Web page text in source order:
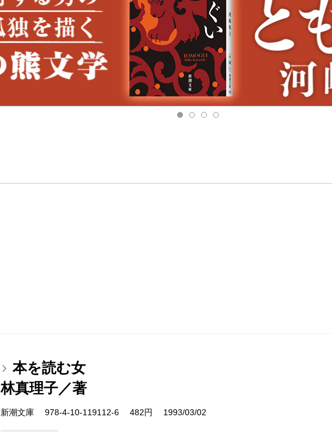
本を読む女
林真理子／著
新潮文庫 978-4-10-119112-6 482円 1993/03/02